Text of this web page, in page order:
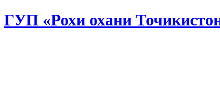
ГУП «Рохи охани